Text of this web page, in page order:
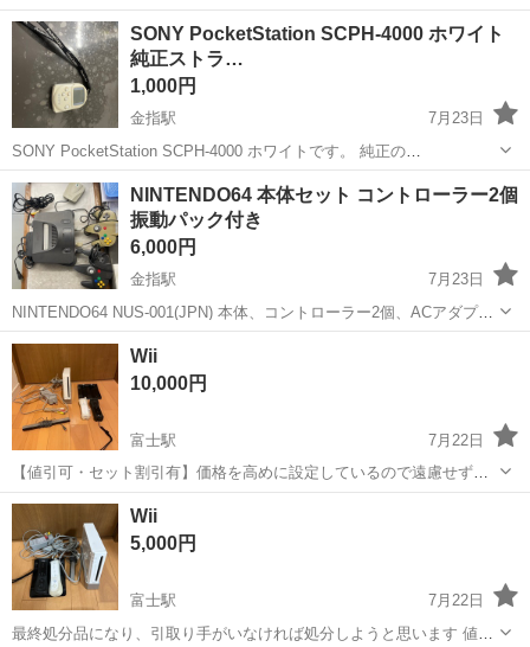
度あり！ワンルーム寮完備！マイカー通勤OK！無料駐車場あり！《三
重県伊勢市》 人気の工場のお仕事 ◇タイヤの製造◇ トラック・バ
ス・RV車用を中心とした...
三重 伊勢市
SONY PocketStation SCPH‑4000 ホワイト
純正ストラ…
1,000円
金指駅
7月23日
SONY PocketStation SCPH‑4000 ホワイトです。 純正の
PocketStationストラップ付き。 PS1用メモリーカード兼携帯ゲーム機
となります。 長期保管による本体の黄ばみ、経年劣化が見られます...
静岡 浜松市 テレビゲーム
NINTENDO64 本体セット コントローラー2個
振動パック付き
6,000円
金指駅
7月23日
NINTENDO64 NUS‑001(JPN) 本体、コントローラー2個、ACアダプ
タ、AVケーブル、振動パックのセットです。 直接引取り、または発送
対応可能です。 店舗からの配送をご希望の場合は、お気軽にご連絡く
ださい。
静岡 浜松市
Wii
10,000円
富士駅
7月22日
【値引可・セット割引有】価格を高めに設定しているので遠慮せず値
引交渉して下さい 自宅にある物を多数出品します 他にも出品している
ので見てみて下さい 値引交渉ＯＫです 写真の通りの商品になり、動作
確認等はしていません 気になる...
静岡 富士市 富士駅
Wii
5,000円
富士駅
7月22日
最終処分品になり、引取り手がいなければ処分しようと思います 値引